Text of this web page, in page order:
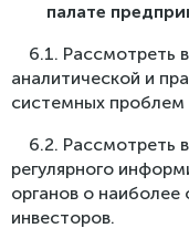
палате
6.1. Рассмотреть
аналитической и
системных проблем
6.2. Рассмотреть
регулярного
органов о наиболее
инвесторов.